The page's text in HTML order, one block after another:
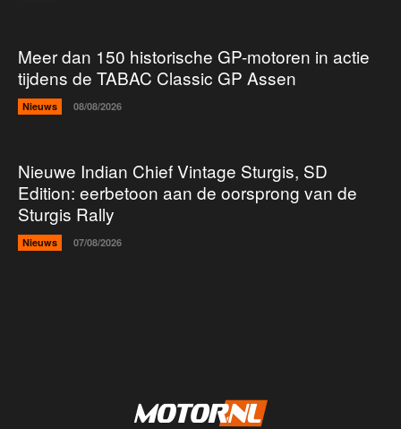
Meer dan 150 historische GP-motoren in actie
tijdens de TABAC Classic GP Assen
Nieuws 08/08/2026
Nieuwe Indian Chief Vintage Sturgis, SD
Edition: eerbetoon aan de oorsprong van de
Sturgis Rally
Nieuws 07/08/2026